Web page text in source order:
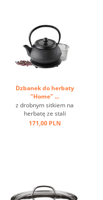
Dzbanek do herbaty
"Home" ...
z drobnym sitkiem na
herbatę ze stali
nierdzewnej,włącznie ze
...
171,00 PLN